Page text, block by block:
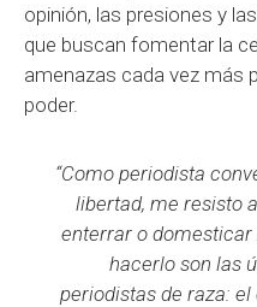
opinión, las presiones y
que buscan fomentar la
amenazas cada vez más
poder.
“Como periodista
libertad, me resisto
enterrar o domesticar
hacerlo son las
periodistas de raza: